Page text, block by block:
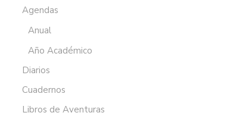
Agendas
Anual
Año Académico
Diarios
Cuadernos
Libros de Aventuras